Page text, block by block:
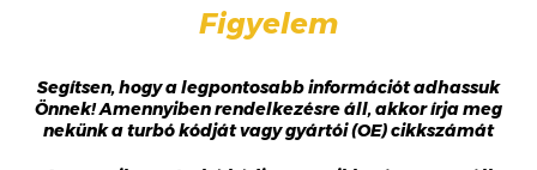
Figyelem
Segítsen, hogy a legpontosabb információt adhassuk
Önnek! Amennyiben rendelkezésre áll, akkor írja meg
nekünk a turbó kódját vagy gyártói (OE) cikkszámát